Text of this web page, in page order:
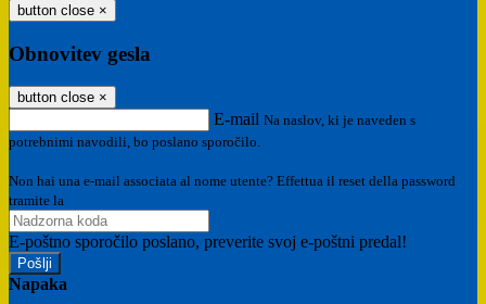
button close ×
Obnovitev gesla
button close ×
E-mail Na naslov, ki je naveden s
potrebnimi navodili, bo poslano sporočilo.
Non hai una e-mail associata al nome utente? Effettua il reset della password
tramite la
E-poštno sporočilo poslano, preverite svoj e-poštni predal!
Napaka